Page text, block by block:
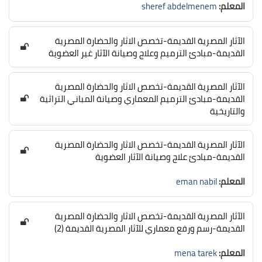
المعلم:sheref abdelmenem
الآثار المصرية القديمة-تخصص الاثار والحضارة المصرية
القديمة-مبادئ الترميم وعلاج وصيانة الآثار غير العضوية
الآثار المصرية القديمة-تخصص الاثار والحضارة المصرية
القديمة-مبادئ الترميم المعماري وصيانة المباني التراثية
والتاريخية
الآثار المصرية القديمة-تخصص الاثار والحضارة المصرية
القديمة-مبادئ علاج وصيانة الآثار العضوية
المعلم:eman nabil
الآثار المصرية القديمة-تخصص الاثار والحضارة المصرية
القديمة-رسم ورفع معماري للآثار المصرية القديمة (2)
المعلم:mena tarek